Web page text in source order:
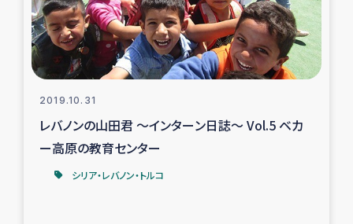
復興支援事業
民際教育事業
2019.10.31
レバノンの山田君 ～インターン日誌～ Vol.5 ベカ
ー高原の教育センター
シリア・レバノン・トルコ